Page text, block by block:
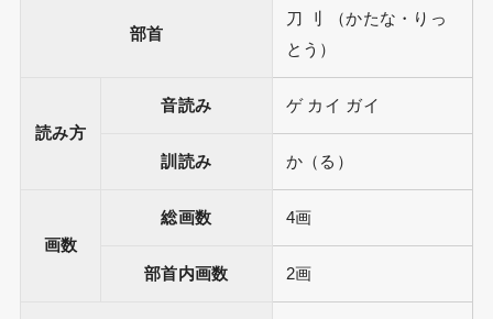
部首
刀 刂 （かたな・りっ
とう）
読み方
音読み ゲ カイ ガイ
訓読み か（る）
画数
総画数 4画
部首内画数 2画